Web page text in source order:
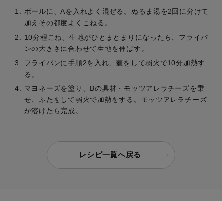
ボールに、Aを入れよく混ぜる。ぬるま湯を2回に分けて
加えその都度よくこねる。
10分程こね、生地がひとまとまりになったら、フライパ
ンの大きさに合わせて生地を伸ばす。
フライパンに手順2を入れ、蓋をして弱火で10分加熱す
る。
マヨネーズを塗り、Bの具材・モッツアレラチーズを乗
せ、ふたをして弱火で加熱をする。モッツアレラチーズ
が溶けたら完成。
レシピ一覧へ戻る